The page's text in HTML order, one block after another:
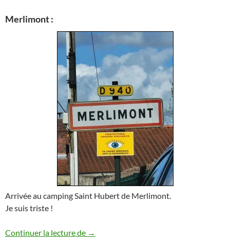
Merlimont :
Arrivée au camping Saint Hubert de Merlimont.
Je suis triste !
Continuer la lecture de Du 07 au 14/09/2024 : Les vacances à
→